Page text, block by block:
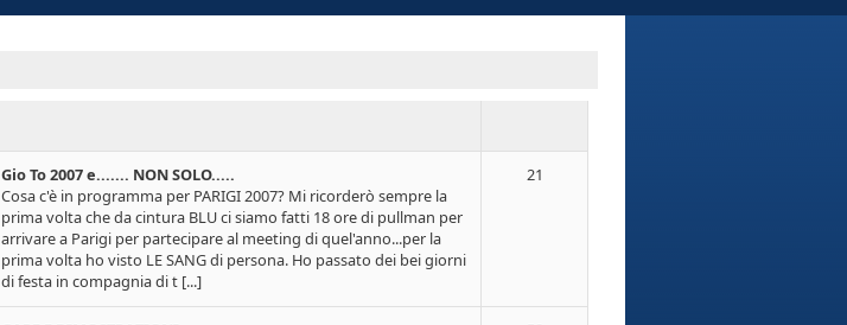
Gio To 2007 e....... NON SOLO.....
Cosa c'è in programma per PARIGI 2007? Mi ricorderò sempre la
prima volta che da cintura BLU ci siamo fatti 18 ore di pullman per
arrivare a Parigi per partecipare al meeting di quel'anno...per la
prima volta ho visto LE SANG di persona. Ho passato dei bei giorni
di festa in compagnia di t [...]
21